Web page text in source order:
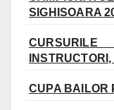
SIGHISOARA
CUPA BAILOR